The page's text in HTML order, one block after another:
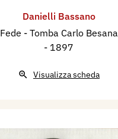
Danielli Bassano
Fede - Tomba Carlo Besana
- 1897
Visualizza scheda